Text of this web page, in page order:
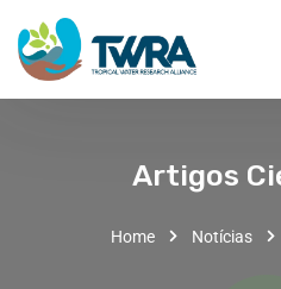
Artigos
Home Notícias